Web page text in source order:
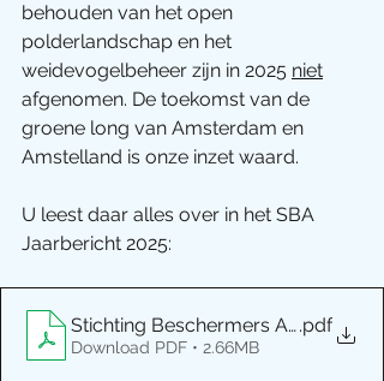
behouden van het open
polderlandschap en het
weidevogelbeheer zijn in 2025 niet
afgenomen. De toekomst van de
groene long van Amsterdam en
Amstelland is onze inzet waard.
U leest daar alles over in het SBA
Jaarbericht 2025:
Stichting Beschermers Amstelland,
.pdf
Download PDF • 2.66MB